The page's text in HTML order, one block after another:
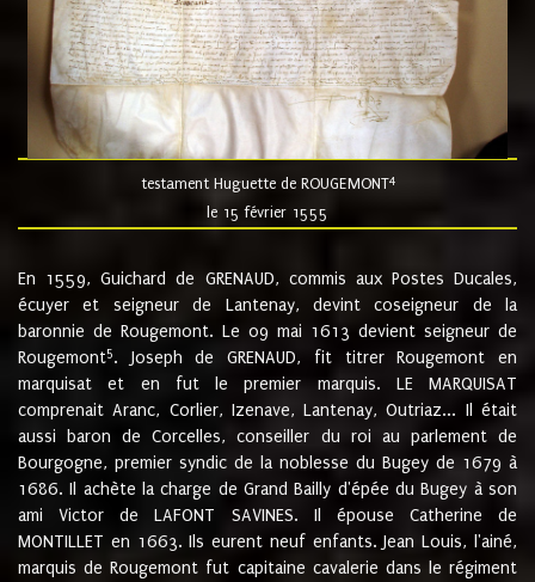
testament Huguette de ROUGEMONT4
le 15 février 1555
En 1559, Guichard de GRENAUD, commis aux Postes Ducales,
écuyer et seigneur de Lantenay, devint coseigneur de la
baronnie de Rougemont. Le 09 mai 1613 devient seigneur de
Rougemont5. Joseph de GRENAUD, fit titrer Rougemont en
marquisat et en fut le premier marquis. LE MARQUISAT
comprenait Aranc, Corlier, Izenave, Lantenay, Outriaz... Il était
aussi baron de Corcelles, conseiller du roi au parlement de
Bourgogne, premier syndic de la noblesse du Bugey de 1679 à
1686. Il achète la charge de Grand Bailly d'épée du Bugey à son
ami Victor de LAFONT SAVINES. Il épouse Catherine de
MONTILLET en 1663. Ils eurent neuf enfants. Jean Louis, l'ainé,
marquis de Rougemont fut capitaine cavalerie dans le régiment